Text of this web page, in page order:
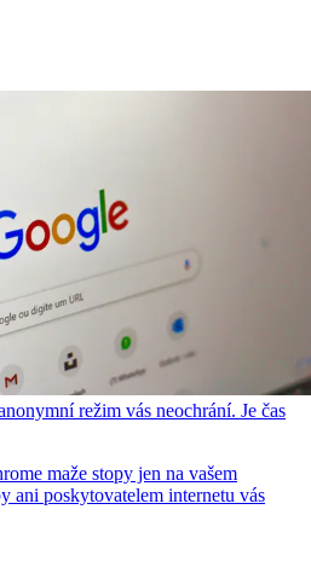
režim vás neochrání. Je čas
maže stopy jen na vašem
ani poskytovatelem internetu vás